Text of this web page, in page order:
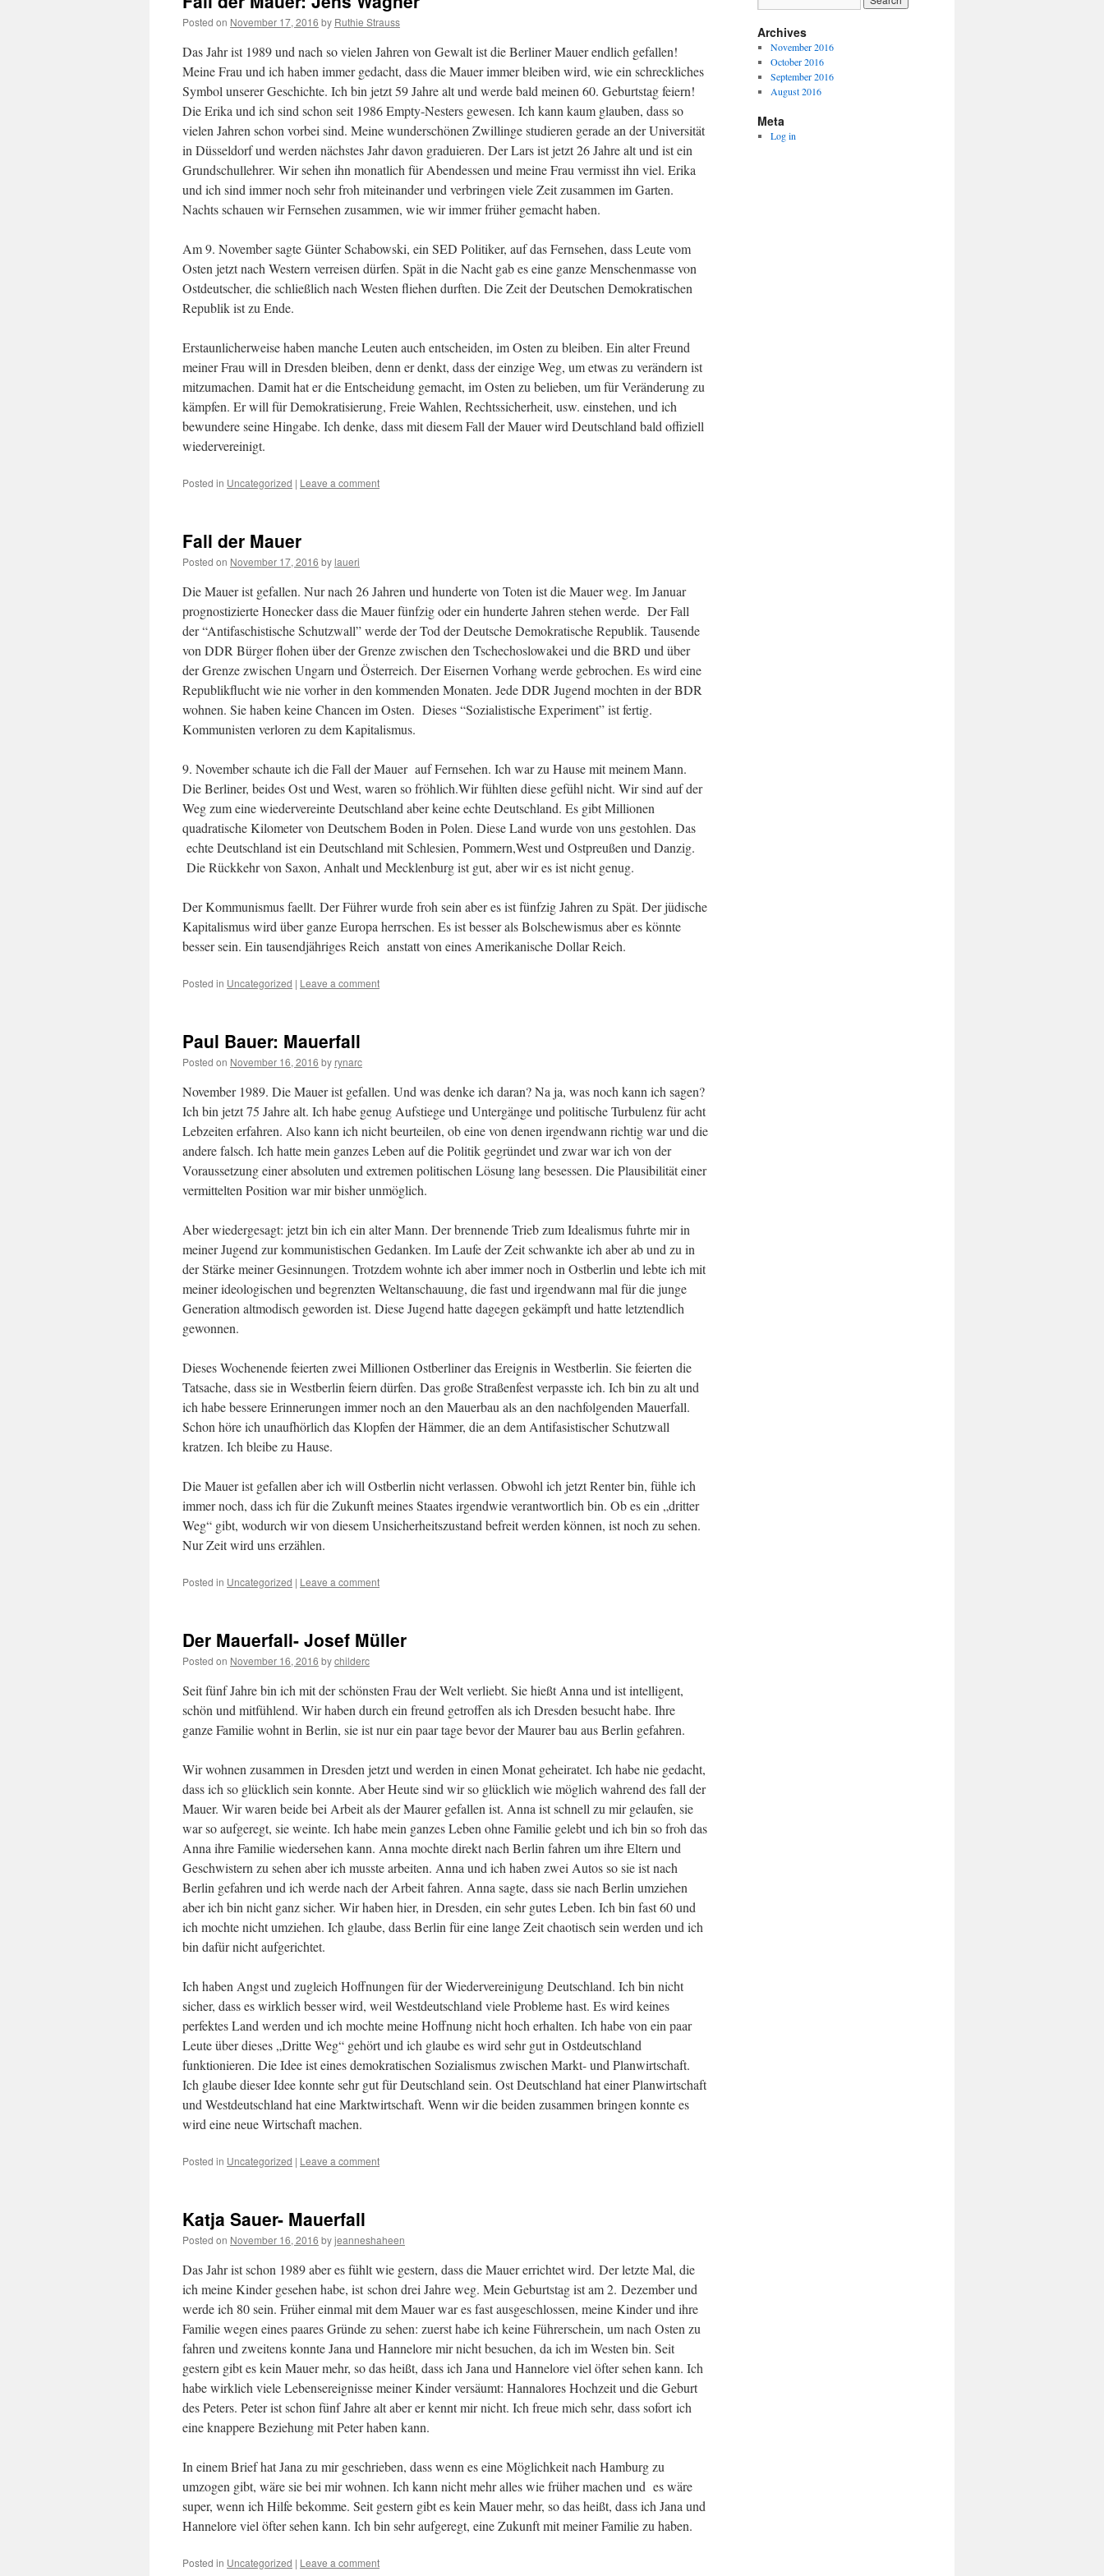
Posted on November 17, 2016 by Ruthie Strauss
Das Jahr ist 1989 und nach so vielen Jahren von Gewalt ist die Berliner Mauer endlich gefallen!
Meine Frau und ich haben immer gedacht, dass die Mauer immer bleiben wird, wie ein schreckliches
Symbol unserer Geschichte. Ich bin jetzt 59 Jahre alt und werde bald meinen 60. Geburtstag feiern!
Die Erika und ich sind schon seit 1986 Empty-Nesters gewesen. Ich kann kaum glauben, dass so
vielen Jahren schon vorbei sind. Meine wunderschönen Zwillinge studieren gerade an der Universität
in Düsseldorf und werden nächstes Jahr davon graduieren. Der Lars ist jetzt 26 Jahre alt und ist ein
Grundschullehrer. Wir sehen ihn monatlich für Abendessen und meine Frau vermisst ihn viel. Erika
und ich sind immer noch sehr froh miteinander und verbringen viele Zeit zusammen im Garten.
Nachts schauen wir Fernsehen zusammen, wie wir immer früher gemacht haben.
Am 9. November sagte Günter Schabowski, ein SED Politiker, auf das Fernsehen, dass Leute vom
Osten jetzt nach Western verreisen dürfen. Spät in die Nacht gab es eine ganze Menschenmasse von
Ostdeutscher, die schließlich nach Westen fliehen durften. Die Zeit der Deutschen Demokratischen
Republik ist zu Ende.
Erstaunlicherweise haben manche Leuten auch entscheiden, im Osten zu bleiben. Ein alter Freund
meiner Frau will in Dresden bleiben, denn er denkt, dass der einzige Weg, um etwas zu verändern ist
mitzumachen. Damit hat er die Entscheidung gemacht, im Osten zu belieben, um für Veränderung zu
kämpfen. Er will für Demokratisierung, Freie Wahlen, Rechtssicherheit, usw. einstehen, und ich
bewundere seine Hingabe. Ich denke, dass mit diesem Fall der Mauer wird Deutschland bald offiziell
wiedervereinigt.
Posted in Uncategorized | Leave a comment
Fall der Mauer
Posted on November 17, 2016 bylaueri
Die Mauer ist gefallen. Nur nach 26 Jahren und hunderte von Toten ist die Mauer weg. Im Januar
prognostizierte Honecker dass die Mauer fünfzig oder ein hunderte Jahren stehen werde. Der Fall
der “Antifaschistische Schutzwall” werde der Tod der Deutsche Demokratische Republik. Tausende
von DDR Bürger flohen über der Grenze zwischen den Tschechoslowakei und die BRD und über
der Grenze zwischen Ungarn und Österreich. Der Eisernen Vorhang werde gebrochen. Es wird eine
Republikflucht wie nie vorher in den kommenden Monaten. Jede DDR Jugend mochten in der BDR
wohnen. Sie haben keine Chancen im Osten. Dieses “Sozialistische Experiment” ist fertig.
Kommunisten verloren zu dem Kapitalismus.
9. November schaute ich die Fall der Mauer auf Fernsehen. Ich war zu Hause mit meinem Mann.
Die Berliner, beides Ost und West, waren so fröhlich.Wir fühlten diese gefühl nicht. Wir sind auf der
Weg zum eine wiedervereinte Deutschland aber keine echte Deutschland. Es gibt Millionen
quadratische Kilometer von Deutschem Boden in Polen. Diese Land wurde von uns gestohlen. Das
echte Deutschland ist ein Deutschland mit Schlesien, Pommern,West und Ostpreußen und Danzig.
Die Rückkehr von Saxon, Anhalt und Mecklenburg ist gut, aber wir es ist nicht genug.
Der Kommunismus faellt. Der Führer wurde froh sein aber es ist fünfzig Jahren zu Spät. Der jüdische
Kapitalismus wird über ganze Europa herrschen. Es ist besser als Bolschewismus aber es könnte
besser sein. Ein tausendjähriges Reich anstatt von eines Amerikanische Dollar Reich.
Posted in Uncategorized | Leave a comment
Paul Bauer: Mauerfall
Posted on November 16, 2016 by rynarc
November 1989. Die Mauer ist gefallen. Und was denke ich daran? Na ja, was noch kann ich sagen?
Ich bin jetzt 75 Jahre alt. Ich habe genug Aufstiege und Untergänge und politische Turbulenz für acht
Lebzeiten erfahren. Also kann ich nicht beurteilen, ob eine von denen irgendwann richtig war und die
andere falsch. Ich hatte mein ganzes Leben auf die Politik gegründet und zwar war ich von der
Voraussetzung einer absoluten und extremen politischen Lösung lang besessen. Die Plausibilität einer
vermittelten Position war mir bisher unmöglich.
Aber wiedergesagt: jetzt bin ich ein alter Mann. Der brennende Trieb zum Idealismus fuhrte mir in
meiner Jugend zur kommunistischen Gedanken. Im Laufe der Zeit schwankte ich aber ab und zu in
der Stärke meiner Gesinnungen. Trotzdem wohnte ich aber immer noch in Ostberlin und lebte ich mit
meiner ideologischen und begrenzten Weltanschauung, die fast und irgendwann mal für die junge
Generation altmodisch geworden ist. Diese Jugend hatte dagegen gekämpft und hatte letztendlich
gewonnen.
Dieses Wochenende feierten zwei Millionen Ostberliner das Ereignis in Westberlin. Sie feierten die
Tatsache, dass sie in Westberlin feiern dürfen. Das große Straßenfest verpasste ich. Ich bin zu alt und
ich habe bessere Erinnerungen immer noch an den Mauerbau als an den nachfolgenden Mauerfall.
Schon höre ich unaufhörlich das Klopfen der Hämmer, die an dem Antifasistischer Schutzwall
kratzen. Ich bleibe zu Hause.
Die Mauer ist gefallen aber ich will Ostberlin nicht verlassen. Obwohl ich jetzt Renter bin, fühle ich
immer noch, dass ich für die Zukunft meines Staates irgendwie verantwortlich bin. Ob es ein „dritter
Weg“ gibt, wodurch wir von diesem Unsicherheitszustand befreit werden können, ist noch zu sehen.
Nur Zeit wird uns erzählen.
Posted in Uncategorized | Leave a comment
Der Mauerfall- Josef Müller
Posted on November 16, 2016 bychilderc
Seit fünf Jahre bin ich mit der schönsten Frau der Welt verliebt. Sie hießt Anna und ist intelligent,
schön und mitfühlend. Wir haben durch ein freund getroffen als ich Dresden besucht habe. Ihre
ganze Familie wohnt in Berlin, sie ist nur ein paar tage bevor der Maurer bau aus Berlin gefahren.
Wir wohnen zusammen in Dresden jetzt und werden in einen Monat geheiratet. Ich habe nie gedacht,
dass ich so glücklich sein konnte. Aber Heute sind wir so glücklich wie möglich wahrend des fall der
Mauer. Wir waren beide bei Arbeit als der Maurer gefallen ist. Anna ist schnell zu mir gelaufen, sie
war so aufgeregt, sie weinte. Ich habe mein ganzes Leben ohne Familie gelebt und ich bin so froh das
Anna ihre Familie wiedersehen kann. Anna mochte direkt nach Berlin fahren um ihre Eltern und
Geschwistern zu sehen aber ich musste arbeiten. Anna und ich haben zwei Autos so sie ist nach
Berlin gefahren und ich werde nach der Arbeit fahren. Anna sagte, dass sie nach Berlin umziehen
aber ich bin nicht ganz sicher. Wir haben hier, in Dresden, ein sehr gutes Leben. Ich bin fast 60 und
ich mochte nicht umziehen. Ich glaube, dass Berlin für eine lange Zeit chaotisch sein werden und ich
bin dafür nicht aufgerichtet.
Ich haben Angst und zugleich Hoffnungen für der Wiedervereinigung Deutschland. Ich bin nicht
sicher, dass es wirklich besser wird, weil Westdeutschland viele Probleme hast. Es wird keines
perfektes Land werden und ich mochte meine Hoffnung nicht hoch erhalten. Ich habe von ein paar
Leute über dieses „Dritte Weg“ gehört und ich glaube es wird sehr gut in Ostdeutschland
funktionieren. Die Idee ist eines demokratischen Sozialismus zwischen Markt- und Planwirtschaft.
Ich glaube dieser Idee konnte sehr gut für Deutschland sein. Ost Deutschland hat einer Planwirtschaft
und Westdeutschland hat eine Marktwirtschaft. Wenn wir die beiden zusammen bringen konnte es
wird eine neue Wirtschaft machen.
Posted in Uncategorized | Leave a comment
Katja Sauer- Mauerfall
Posted on November 16, 2016 byjeanneshaheen
Das Jahr ist schon 1989 aber es fühlt wie gestern, dass die Mauer errichtet wird. Der letzte Mal, die
ich meine Kinder gesehen habe, ist schon drei Jahre weg. Mein Geburtstag ist am 2. Dezember und
werde ich 80 sein. Früher einmal mit dem Mauer war es fast ausgeschlossen, meine Kinder und ihre
Familie wegen eines paares Gründe zu sehen: zuerst habe ich keine Führerschein, um nach Osten zu
fahren und zweitens konnte Jana und Hannelore mir nicht besuchen, da ich im Westen bin. Seit
gestern gibt es kein Mauer mehr, so das heißt, dass ich Jana und Hannelore viel öfter sehen kann. Ich
habe wirklich viele Lebensereignisse meiner Kinder versäumt: Hannalores Hochzeit und die Geburt
des Peters. Peter ist schon fünf Jahre alt aber er kennt mir nicht. Ich freue mich sehr, dass sofort ich
eine knappere Beziehung mit Peter haben kann.
In einem Brief hat Jana zu mir geschrieben, dass wenn es eine Möglichkeit nach Hamburg zu
umzogen gibt, wäre sie bei mir wohnen. Ich kann nicht mehr alles wie früher machen und es wäre
super, wenn ich Hilfe bekomme. Seit gestern gibt es kein Mauer mehr, so das heißt, dass ich Jana und
Hannelore viel öfter sehen kann. Ich bin sehr aufgeregt, eine Zukunft mit meiner Familie zu haben.
Posted in Uncategorized | Leave a comment
Archives
November 2016
October 2016
September 2016
August 2016
Meta
Log in